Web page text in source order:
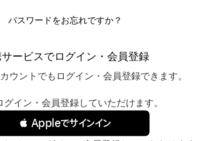
パスワードをお忘れですか？
ービスでログイン・会員登録
ウントでもログイン・会員登録できます。
イン・会員登録していただけます。
 Appleでサインイン